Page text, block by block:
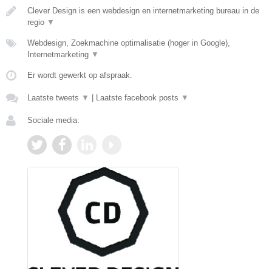
Clever Design is een webdesign en internetmarketing bureau in de
regio ▼
Webdesign, Zoekmachine optimalisatie (hoger in Google),
Internetmarketing ▼
Er wordt gewerkt op afspraak.
Laatste tweets ▼ Laatste facebook posts ▼
Sociale media: